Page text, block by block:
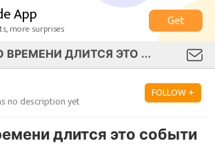
App
more surprises
Get
СКОЛЬКО ВРЕМЕНИ ДЛИТСЯ ЭТО СОБЫТИЕ?
no description yet
FOLLOW +
длится это событи